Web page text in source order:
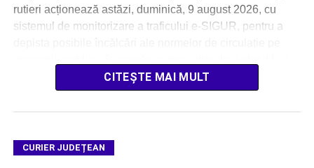
rutieri acționează astăzi, duminică, 9 august 2026, cu
sistemul de monitorizare a traficului e-SIGUR, pentru a
CITEȘTE MAI MULT
CURIER JUDEȚEAN